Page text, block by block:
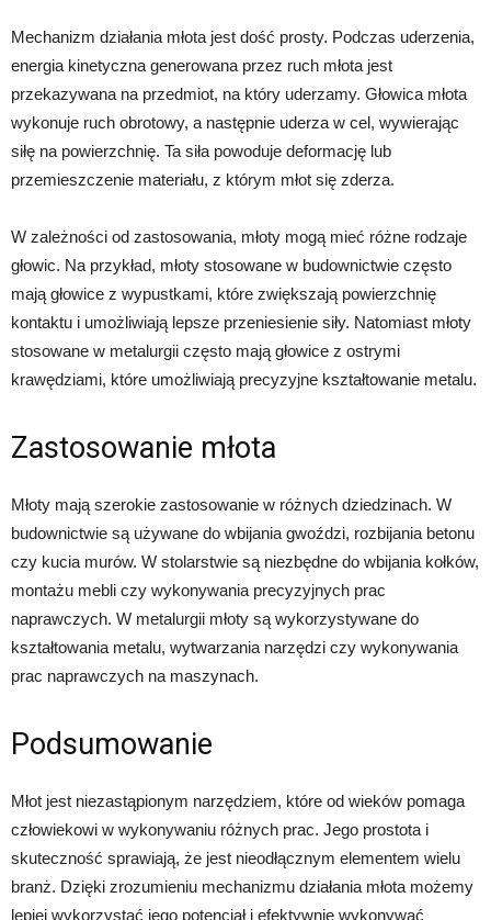
Mechanizm działania młota jest dość prosty. Podczas uderzenia,
energia kinetyczna generowana przez ruch młota jest
przekazywana na przedmiot, na który uderzamy. Głowica młota
wykonuje ruch obrotowy, a następnie uderza w cel, wywierając
siłę na powierzchnię. Ta siła powoduje deformację lub
przemieszczenie materiału, z którym młot się zderza.
W zależności od zastosowania, młoty mogą mieć różne rodzaje
głowic. Na przykład, młoty stosowane w budownictwie często
mają głowice z wypustkami, które zwiększają powierzchnię
kontaktu i umożliwiają lepsze przeniesienie siły. Natomiast młoty
stosowane w metalurgii często mają głowice z ostrymi
krawędziami, które umożliwiają precyzyjne kształtowanie metalu.
Zastosowanie młota
Młoty mają szerokie zastosowanie w różnych dziedzinach. W
budownictwie są używane do wbijania gwoździ, rozbijania betonu
czy kucia murów. W stolarstwie są niezbędne do wbijania kołków,
montażu mebli czy wykonywania precyzyjnych prac
naprawczych. W metalurgii młoty są wykorzystywane do
kształtowania metalu, wytwarzania narzędzi czy wykonywania
prac naprawczych na maszynach.
Podsumowanie
Młot jest niezastąpionym narzędziem, które od wieków pomaga
człowiekowi w wykonywaniu różnych prac. Jego prostota i
skuteczność sprawiają, że jest nieodłącznym elementem wielu
branż. Dzięki zrozumieniu mechanizmu działania młota możemy
lepiej wykorzystać jego potencjał i efektywnie wykonywać